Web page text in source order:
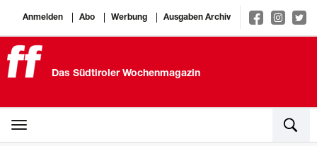
Anmelden Abo Werbung Ausgaben Archiv
Das Südtiroler Wochenmagazin